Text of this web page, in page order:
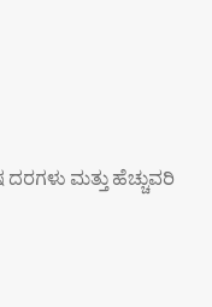
ಮತ್ತು ಹೆಚ್ಚುವರಿ